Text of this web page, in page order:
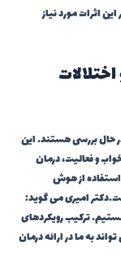
مورد نیاز
بررسی هستند. این
فعالیت، درمان
از هوش
امیری می گوید:
ترکیب رویکردهای
به ما در ارائه درمان